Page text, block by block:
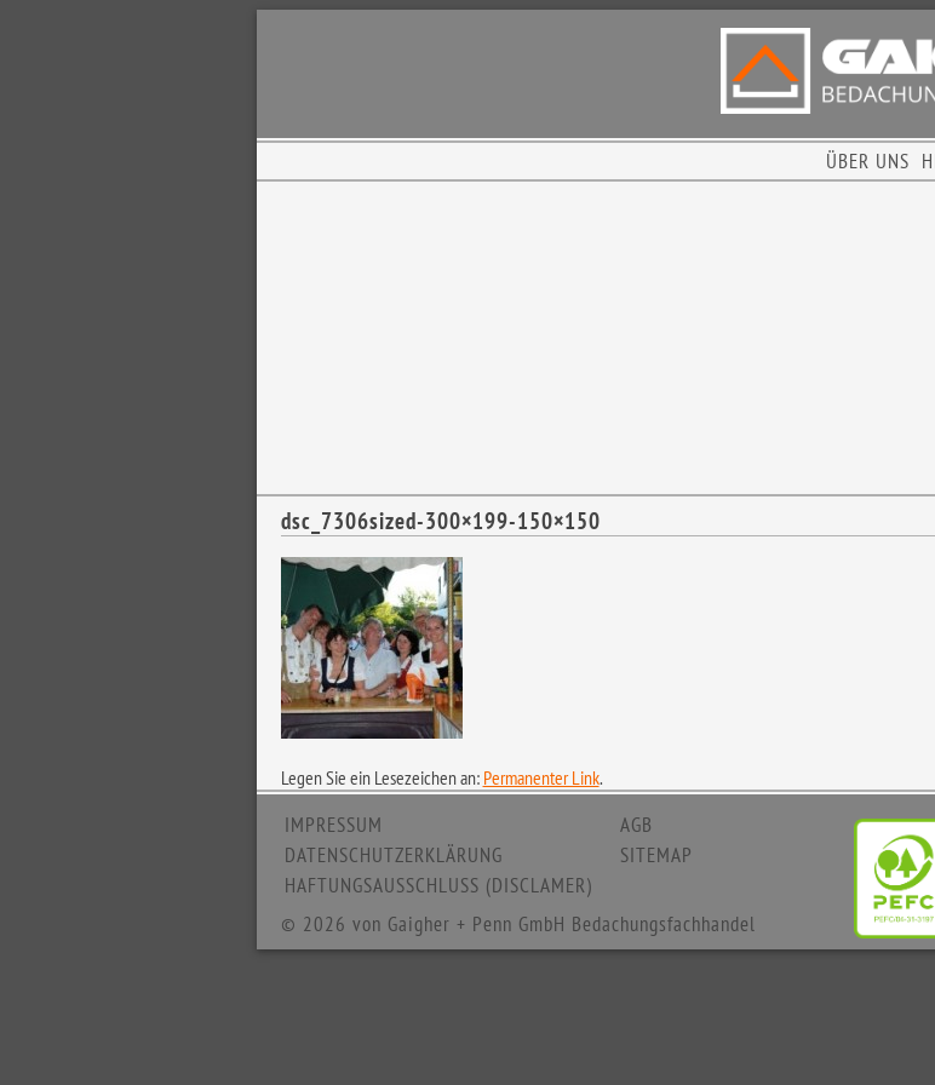
ÜBER UNS
dsc_7306sized-300×199-150×150
Legen Sie ein Lesezeichen an: Permanenter Link.
IMPRESSUM
DATENSCHUTZERKLÄRUNG
HAFTUNGSAUSSCHLUSS (DISCLAMER)
AGB
SITEMAP
© 2026 von Gaigher + Penn GmbH Bedachungsfachhandel